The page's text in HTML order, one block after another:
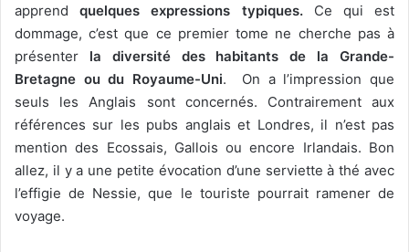
apprendquelques expressions typiques. Ce qui est
dommage, c’est que ce premier tome ne cherche pas à
présenter la diversité des habitants de la Grande-
Bretagne ou du Royaume-Uni. On a l’impression que
seuls les Anglais sont concernés. Contrairement aux
références sur les pubs anglais et Londres, il n’est pas
mention des Ecossais, Gallois ou encore Irlandais. Bon
allez, il y a une petite évocation d’une serviette à thé avec
l’effigie de Nessie, que le touriste pourrait ramener de
voyage.